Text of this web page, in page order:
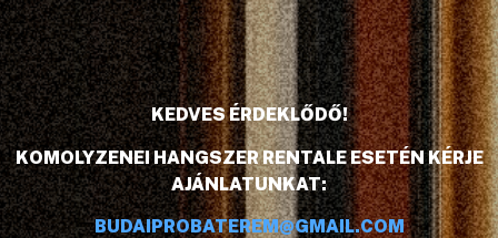
KEDVES ÉRDEKLŐDŐ!
KOMOLYZENEI HANGSZER RENTALE ESETÉN KÉRJE
AJÁNLATUNKAT:
BUDAIPROBATEREM@GMAIL.COM